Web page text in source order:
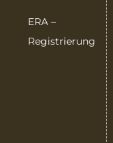
ERA –
Registrierung